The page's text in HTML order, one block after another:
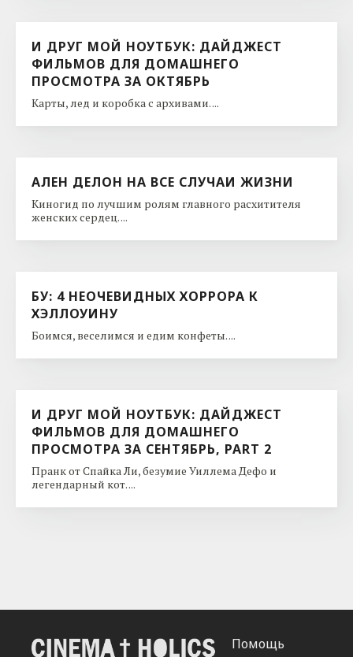
И ДРУГ МОЙ НОУТБУК: ДАЙДЖЕСТ
ФИЛЬМОВ ДЛЯ ДОМАШНЕГО
ПРОСМОТРА ЗА ОКТЯБРЬ
Карты, лед и коробка с архивами. ...
АЛЕН ДЕЛОН НА ВСЕ СЛУЧАИ ЖИЗНИ
Киногид по лучшим ролям главного расхитителя
женских сердец. ...
БУ: 4 НЕОЧЕВИДНЫХ ХОРРОРА К
ХЭЛЛОУИНУ
Боимся, веселимся и едим конфеты. ...
И ДРУГ МОЙ НОУТБУК: ДАЙДЖЕСТ
ФИЛЬМОВ ДЛЯ ДОМАШНЕГО
ПРОСМОТРА ЗА СЕНТЯБРЬ, PART 2
Пранк от Спайка Ли, безумие Уиллема Дефо и
легендарный кот. ...
Помощь